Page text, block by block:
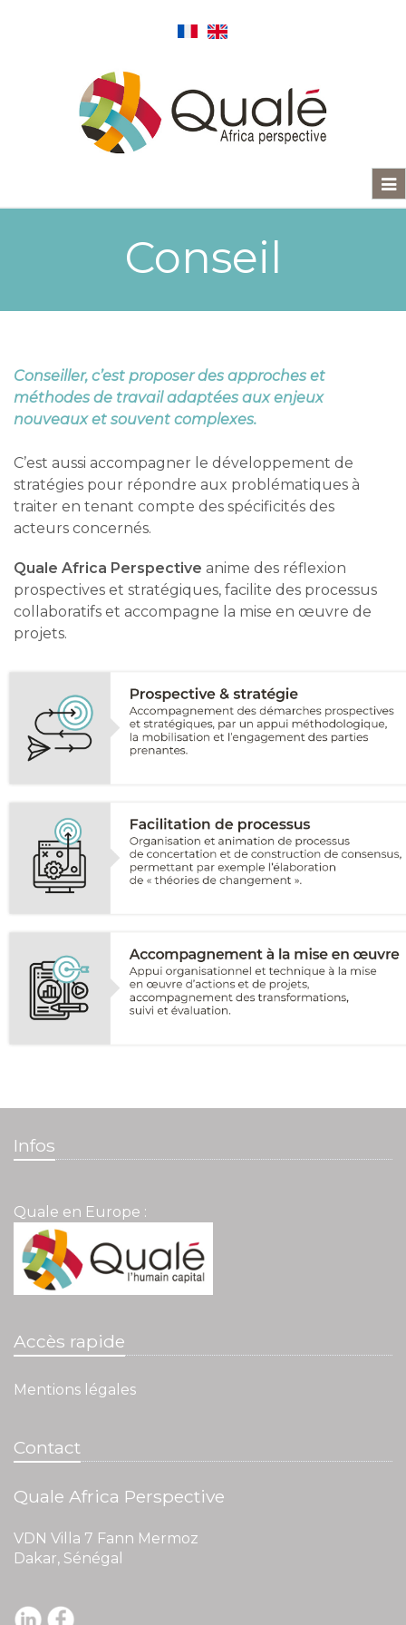
Conseil
Conseiller, c’est proposer des approches et
méthodes de travail adaptées aux enjeux
nouveaux et souvent complexes.
C’est aussi accompagner le développement de
stratégies pour répondre aux problématiques à
traiter en tenant compte des spécificités des
acteurs concernés.
Quale Africa Perspective anime des réflexion
prospectives et stratégiques, facilite des processus
collaboratifs et accompagne la mise en œuvre de
projets.
Infos
Quale en Europe :
Accès rapide
Mentions légales
Contact
Quale Africa Perspective
VDN Villa 7 Fann Mermoz
Dakar, Sénégal